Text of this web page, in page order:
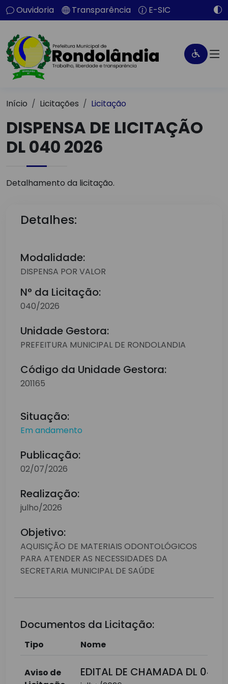
Ouvidoria Transparência E-SIC
Início Licitações Licitação
DISPENSA DE LICITAÇÃO
DL 040 2026
Detalhamento da licitação.
Detalhes:
Modalidade:
DISPENSA POR VALOR
N° da Licitação:
040/2026
Unidade Gestora:
PREFEITURA MUNICIPAL DE RONDOLANDIA
Código da Unidade Gestora:
201165
Situação:
Em andamento
Publicação:
02/07/2026
Realização:
julho/2026
Objetivo:
AQUISIÇÃO DE MATERIAIS ODONTOLÓGICOS
PARA ATENDER AS NECESSIDADES DA
SECRETARIA MUNICIPAL DE SAÚDE
Documentos da Licitação:
Tipo Nome
Aviso de
EDITAL DE CHAMADA DL 040